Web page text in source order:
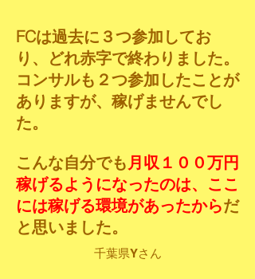
FCは過去に３つ参加してお
り、どれ赤字で終わりました。
コンサルも２つ参加したことが
ありますが、稼げませんでし
た。
こんな自分でも月収１００万円
稼げるようになったのは、ここ
には稼げる環境があったからだ
と思いました。
千葉県Yさん